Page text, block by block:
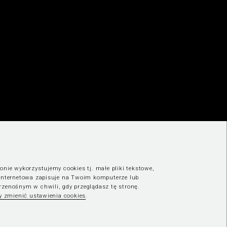
wykorzystujemy cookies tj. małe pliki tekstowe,
zapisuje na Twoim komputerze lub
w chwili, gdy przeglądasz tę stronę.
zmienić ustawienia cookies